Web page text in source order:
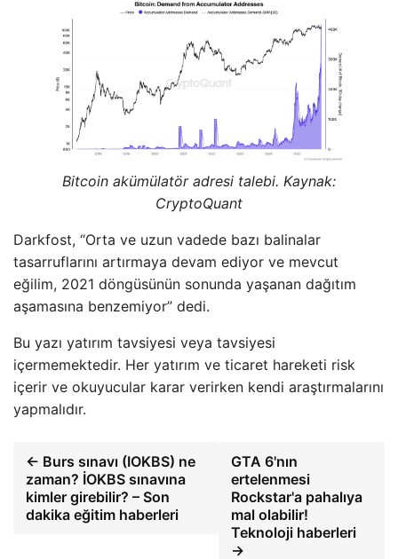
Bitcoin akümülatör adresi talebi. Kaynak:
CryptoQuant
Darkfost, “Orta ve uzun vadede bazı balinalar
tasarruflarını artırmaya devam ediyor ve mevcut
eğilim, 2021 döngüsünün sonunda yaşanan dağıtım
aşamasına benzemiyor” dedi.
Bu yazı yatırım tavsiyesi veya tavsiyesi
içermemektedir. Her yatırım ve ticaret hareketi risk
içerir ve okuyucular karar verirken kendi araştırmalarını
yapmalıdır.
← Burs sınavı (IOKBS) ne
zaman? İOKBS sınavına
kimler girebilir? – Son
dakika eğitim haberleri
GTA 6'nın
ertelenmesi
Rockstar'a pahalıya
mal olabilir!
Teknoloji haberleri
→